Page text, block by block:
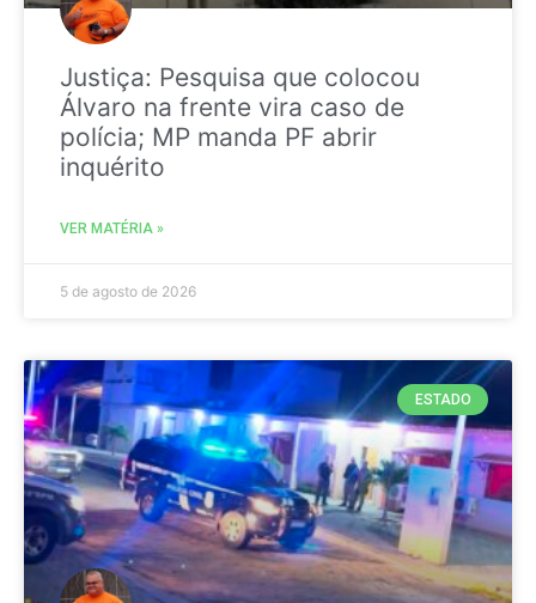
Justiça: Pesquisa que colocou
Álvaro na frente vira caso de
polícia; MP manda PF abrir
inquérito
VER MATÉRIA »
5 de agosto de 2026
ESTADO